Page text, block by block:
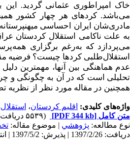
خاک امپراطوری عثمانی گردید.
می‌باشد. کردهای هر چهار کشور
مادری‌شان ایران احساسی
به علت ناکامی استقلال کردستان
می‌پردازد که به­‌رغم برگزاری
استقلال‌طلبی کردها چیست؟ فرضیه
عدم هماهنگی بین آنها، مهم­ترین
تحلیلی است که در آن به چگونگی و
همچنین در مقاله مورد نظر از
واژه‌های کلیدی: اقلیم کردستان، استقلال
متن کامل [PDF 344 kb]
(۵۵۳۹ دریافت)
نوع مطالعه: پژوهشي | موضوع مقاله:
دریافت: 1397/2/26 | پذیرش: 1397/5/2 | انتشار: 1398/3/21